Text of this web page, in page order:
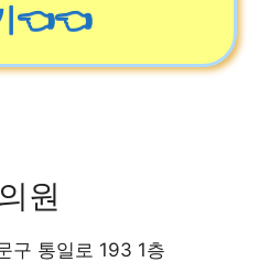
👈👈
원
구 통일로 193 1층